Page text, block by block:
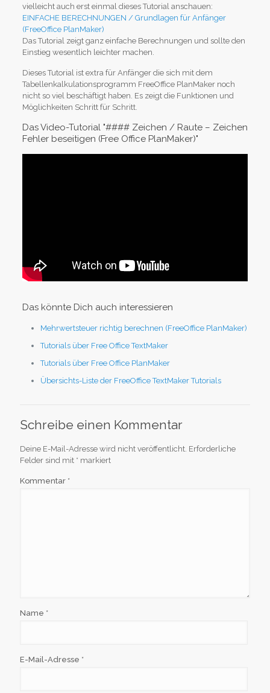
vielleicht auch erst einmal dieses Tutorial anschauen:
EINFACHE BERECHNUNGEN / Grundlagen für Anfänger
(FreeOffice PlanMaker)
Das Tutorial zeigt ganz einfache Berechnungen und sollte den
Einstieg wesentlich leichter machen.
Dieses Tutorial ist extra für Anfänger die sich mit dem
Tabellenkalkulationsprogramm FreeOffice PlanMaker noch
nicht so viel beschäftigt haben. Es zeigt die Funktionen und
Möglichkeiten Schritt für Schritt.
Das Video-Tutorial "#### Zeichen / Raute – Zeichen
Fehler beseitigen (Free Office PlanMaker)"
Das könnte Dich auch interessieren
Mehrwertsteuer richtig berechnen (FreeOffice PlanMaker)
Tutorials über Free Office TextMaker
Tutorials über Free Office PlanMaker
Übersichts-Liste der FreeOffice TextMaker Tutorials
Schreibe einen Kommentar
Deine E-Mail-Adresse wird nicht veröffentlicht. Erforderliche
Felder sind mit * markiert
Kommentar *
Name *
E-Mail-Adresse *